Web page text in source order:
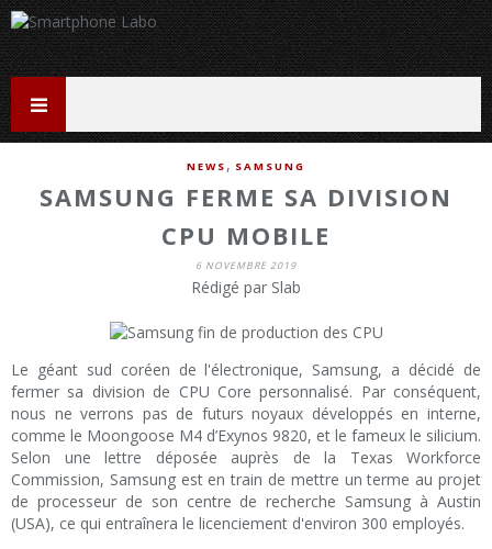
NEWS , SAMSUNG
SAMSUNG FERME SA DIVISION
CPU MOBILE
6 NOVEMBRE 2019
Rédigé par Slab
Le géant sud coréen de l'électronique, Samsung, a décidé de
fermer sa division de CPU Core personnalisé. Par conséquent,
nous ne verrons pas de futurs noyaux développés en interne,
comme le Moongoose M4 d’Exynos 9820, et le fameux le silicium.
Selon une lettre déposée auprès de la Texas Workforce
Commission, Samsung est en train de mettre un terme au projet
de processeur de son centre de recherche Samsung à Austin
(USA), ce qui entraînera le licenciement d'environ 300 employés.